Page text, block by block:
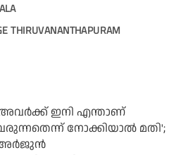
THIRUVANANTHAPURAM
ഇനി എന്താണ്
നോക്കിയാല്‍ മതി';